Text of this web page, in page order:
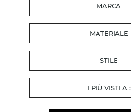
MARCA
MATERIALE
STILE
I PIÙ VISTI A :